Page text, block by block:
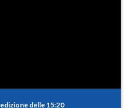
edizione delle 15:20